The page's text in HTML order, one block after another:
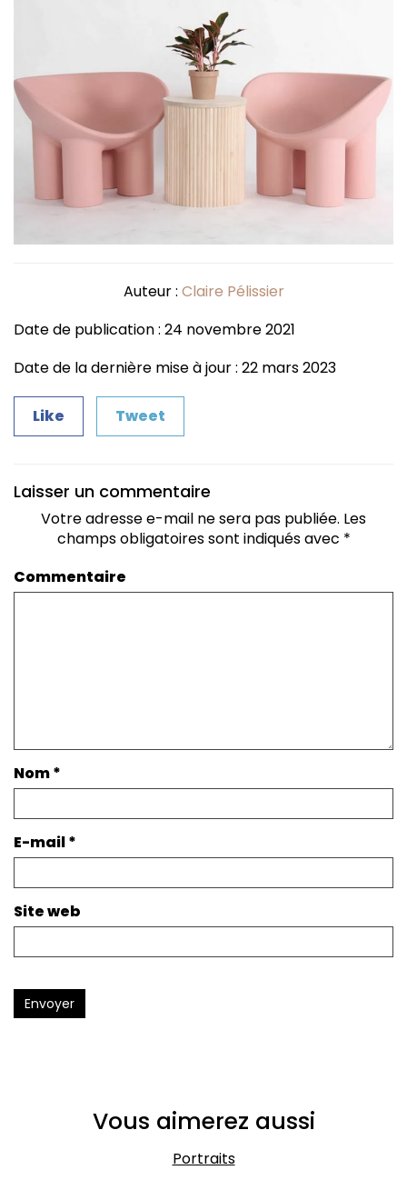
Auteur : Claire Pélissier
Date de publication : 24 novembre 2021
Date de la dernière mise à jour : 22 mars 2023
Like Tweet
Laisser un commentaire
Votre adresse e-mail ne sera pas publiée. Les
champs obligatoires sont indiqués avec *
Commentaire
Nom*
E-mail*
Site web
Envoyer
Vous aimerez aussi
Portraits